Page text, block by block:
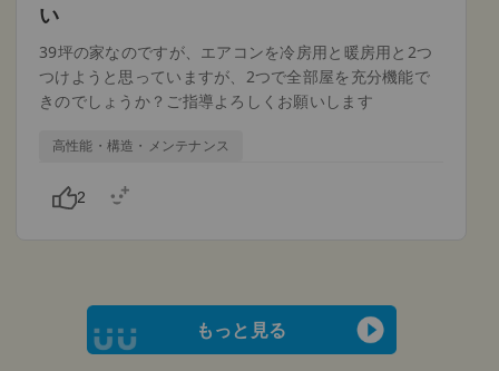
い
39坪の家なのですが、エアコンを冷房用と暖房用と2つ
つけようと思っていますが、2つで全部屋を充分機能で
きのでしょうか？ご指導よろしくお願いします
高性能・構造・メンテナンス
2
もっと見る